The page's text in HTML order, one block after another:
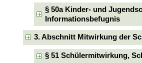
§ 50a Kinder- und
Informationsbefugnis
3. Abschnitt Mitwirkung der
§ 51 Schülermitwirkung,